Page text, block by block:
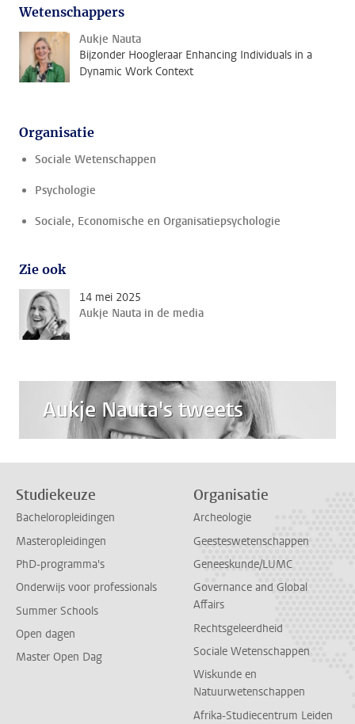
Wetenschappers
Aukje Nauta
Bijzonder Hoogleraar Enhancing Individuals in a
Dynamic Work Context
Organisatie
Sociale Wetenschappen
Psychologie
Sociale, Economische en Organisatiepsychologie
Zie ook
14 mei 2025
Aukje Nauta in de media
Aukje Nauta's tweets
Studiekeuze
Bacheloropleidingen
Masteropleidingen
PhD-programma's
Onderwijs voor professionals
Summer Schools
Open dagen
Master Open Dag
Organisatie
Archeologie
Geesteswetenschappen
Geneeskunde/LUMC
Governance and Global
Affairs
Rechtsgeleerdheid
Sociale Wetenschappen
Wiskunde en
Natuurwetenschappen
Afrika-Studiecentrum Leiden